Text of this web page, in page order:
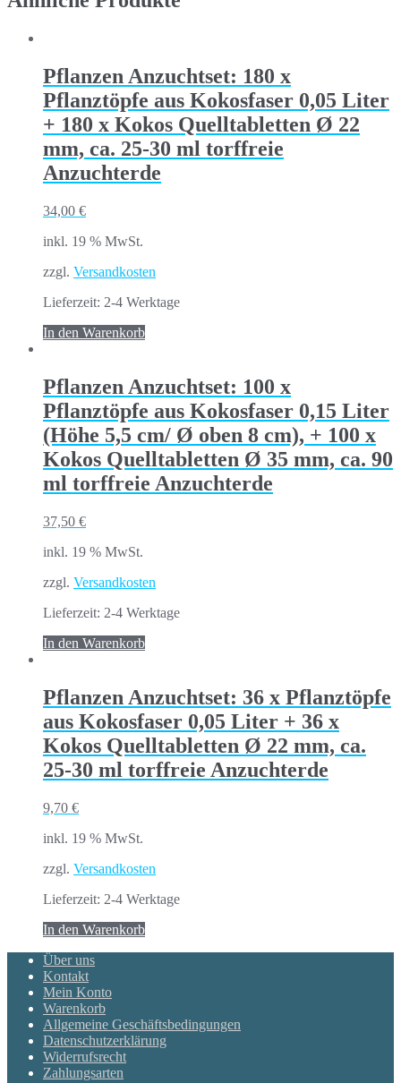
Pflanzen Anzuchtset: 180 x
Pflanztöpfe aus Kokosfaser 0,05 Liter
+ 180 x Kokos Quelltabletten Ø 22
mm, ca. 25-30 ml torffreie
Anzuchterde
34,00 €
inkl. 19 % MwSt.
zzgl. Versandkosten
Lieferzeit: 2-4 Werktage
In den Warenkorb
Pflanzen Anzuchtset: 100 x
Pflanztöpfe aus Kokosfaser 0,15 Liter
(Höhe 5,5 cm/ Ø oben 8 cm), + 100 x
Kokos Quelltabletten Ø 35 mm, ca. 90
ml torffreie Anzuchterde
37,50 €
inkl. 19 % MwSt.
zzgl. Versandkosten
Lieferzeit: 2-4 Werktage
In den Warenkorb
Pflanzen Anzuchtset: 36 x Pflanztöpfe
aus Kokosfaser 0,05 Liter + 36 x
Kokos Quelltabletten Ø 22 mm, ca.
25-30 ml torffreie Anzuchterde
9,70 €
inkl. 19 % MwSt.
zzgl. Versandkosten
Lieferzeit: 2-4 Werktage
In den Warenkorb
Über uns
Kontakt
Mein Konto
Warenkorb
Allgemeine Geschäftsbedingungen
Datenschutzerklärung
Widerrufsrecht
Zahlungsarten